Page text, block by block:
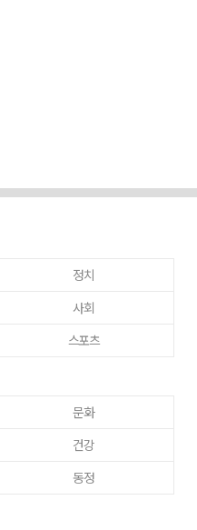
정치
사회
스포츠
문화
건강
동정